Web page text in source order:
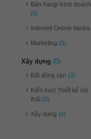
Bán hàng/ Kinh doanh
(0)
Internet/ Online Media
Marketing (0)
Xây dựng (0)
Bất động sản (0)
Kiến trúc/ Thiết kế nội
thất (0)
Xây dựng (0)